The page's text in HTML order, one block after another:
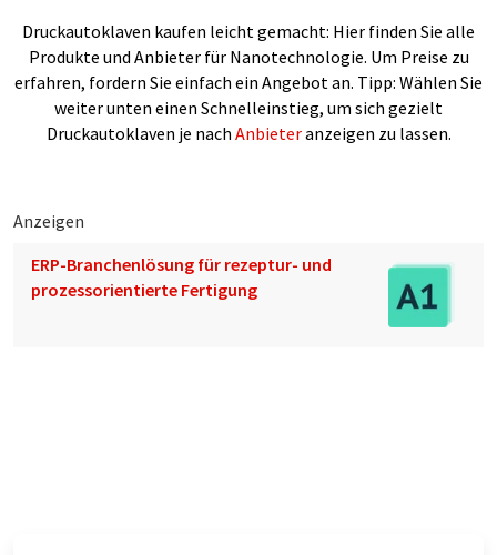
Druckautoklaven kaufen leicht gemacht: Hier finden Sie alle
Produkte und Anbieter für Nanotechnologie. Um Preise zu
erfahren, fordern Sie einfach ein Angebot an. Tipp: Wählen Sie
weiter unten einen Schnelleinstieg, um sich gezielt
Druckautoklaven je nach Anbieteranzeigen zu lassen.
Anzeigen
ERP-Branchenlösung für rezeptur- und
prozessorientierte Fertigung